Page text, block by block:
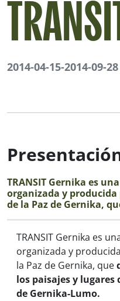
2014-04-15-2014-09-28
TRANSIT Gernika es
organizada y
de la Paz de Gernika,
TRANSIT Gernika es
organizada y
la Paz de Gernika, que
los paisajes y lugares
de Gernika-Lumo.